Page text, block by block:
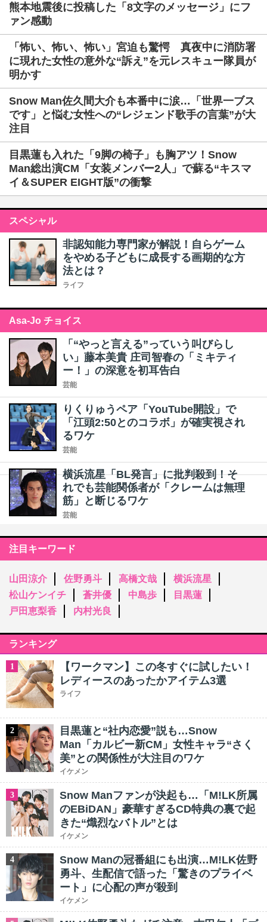
熊本地震後に投稿した「8文字のメッセージ」にフ
ァン感動
「怖い、怖い、怖い」宮迫も驚愕 真夜中に消防署
に現れた女性の意外な“訴え”を元レスキュー隊員が
明かす
Snow Man佐久間大介も本番中に涙…「世界一ブス
です」と悩む女性への“レジェンド歌手の言葉”が大
注目
目黒蓮も入れた「9脚の椅子」も胸アツ！Snow
Man総出演CM「女装メンバー2人」で蘇る“キスマ
イ＆SUPER EIGHT版”の衝撃
スペシャル
非認知能力専門家が解説！自らゲーム
をやめる子どもに成長する画期的な方
法とは？
ライフ
Asa-Jo チョイス
「“やっと言える”っていう叫びらし
い」藤本美貴 庄司智春の「ミキティ
ー！」の深意を初耳告白
芸能
りくりゅうペア「YouTube開設」で
「江頭2:50とのコラボ」が確実視され
るワケ
芸能
横浜流星「BL発言」に批判殺到！そ
れでも芸能関係者が「クレームは無理
筋」と断じるワケ
芸能
注目キーワード
山田涼介 佐野勇斗 高橋文哉
横浜流星
松山ケンイチ
蒼井優 中島歩
目黒蓮
戸田恵梨香
内村光良
ランキング
1
【ワークマン】この冬すぐに試したい！
レディースのあったかアイテム3選
ライフ
2
目黒蓮と“社内恋愛”説も…Snow
Man「カルビー新CM」女性キャラ“さく
美”との関係性が大注目のワケ
イケメン
3
Snow Manファンが決起も…「M!LK所属
のEBiDAN」豪華すぎるCD特典の裏で起
きた“熾烈なバトル”とは
イケメン
4
Snow Manの冠番組にも出演…M!LK佐野
勇斗、生配信で語った「驚きのプライベ
ート」に心配の声が殺到
イケメン